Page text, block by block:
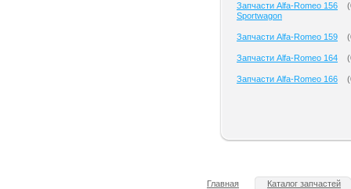
Запчасти Alfa-Romeo 156
Sportwagon
(
Запчасти Alfa-Romeo 159 (
Запчасти Alfa-Romeo 164 (
Запчасти Alfa-Romeo 166 (
Главная Каталог запчастей